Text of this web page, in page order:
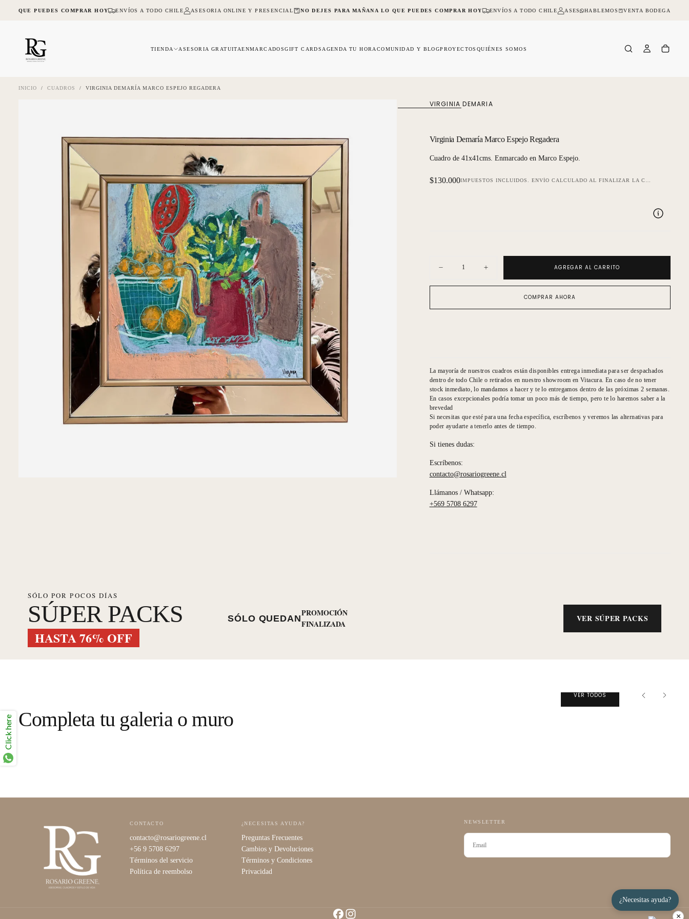
×
¿Necesitas ayuda?
SALTAR
LO QUE PUEDES COMPRAR HOY ENVÍOS A TODO CHILE ASESORIA ONLINE Y PRESENCIAL NO DEJES PARA MAÑANA LO QUE PUEDES COMPRAR HOY ENVÍOS A TODO CHILE ASESORIA ONLINE Y PRESENCIAL
HABLEMOS VENTA BODEGA
TIENDA ASESORIA GRATUITAENMARCADOSGIFT CARDS AGENDA TU HORA COMUNIDAD Y BLOGPROYECTOS QUIÉNES SOMOS
INICIO / CUADROS / VIRGINIA DEMARÍA MARCO ESPEJO REGADERA
VIRGINIA DEMARIA
Virginia Demaría Marco Espejo Regadera
Cuadro de 41x41cms. Enmarcado en Marco Espejo.
Precio
$130.000IMPUESTOS INCLUIDOS. ENVÍO CALCULADO AL FINALIZAR LA COMPRA.
Disminuir
para
Marco
Aumentar
cantidad
para
Marco
AGREGAR AL CARRITO
COMPRAR AHORA
La mayoría de nuestros cuadros están disponibles entrega inmediata para ser despachados
dentro de todo Chile o retirados en nuestro showroom en Vitacura. En caso de no tener
stock inmediato, lo mandamos a hacer y te lo entregamos dentro de las próximas 2 semanas.
En casos excepcionales podría tomar un poco más de tiempo, pero te lo haremos saber a la
brevedad
Si necesitas que esté para una fecha específica, escríbenos y veremos las alternativas para
poder ayudarte a tenerlo antes de tiempo.
Si tienes dudas:
Escríbenos:
contacto@rosariogreene.cl
Llámanos / Whatsapp:
+569 5708 6297
SÓLO POR POCOS DÍAS
SÚPER PACKS
HASTA 76% OFF
SÓLO QUEDAN
PROMOCIÓN
FINALIZADA
VER SÚPER PACKS
Completa tu galeria o muro
VER TODOS
CONTACTO
contacto@rosariogreene.cl
+56 9 5708 6297
Términos del servicio
Política de reembolso
¿NECESITAS AYUDA?
Preguntas Frecuentes
Cambios y Devoluciones
Términos y Condiciones
Privacidad
NEWSLETTER
CORREO
ELECTRÓNICO
Click here